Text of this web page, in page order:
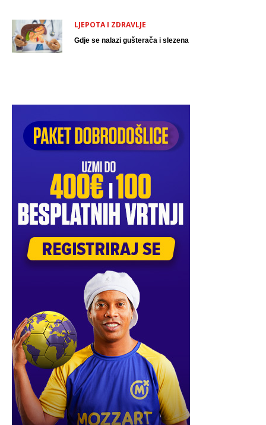
LJEPOTA I ZDRAVLJE
Gdje se nalazi gušterača i slezena